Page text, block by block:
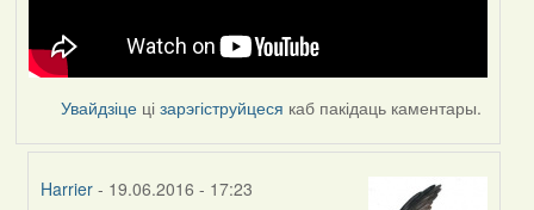
Увайдзіце цізарэгіструйцеся каб пакідаць каментары.
Harrier - 19.06.2016 - 17:23